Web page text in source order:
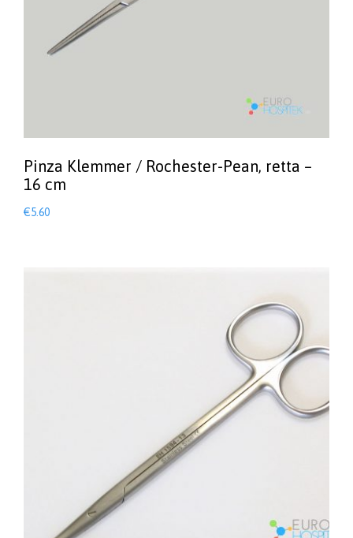
Pinza Klemmer / Rochester-Pean, retta –
16 cm
€5.60